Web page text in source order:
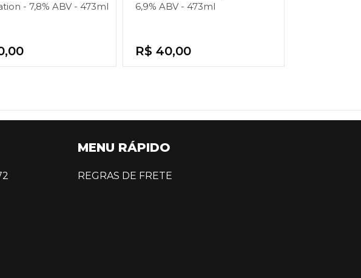
- 7,8% ABV - 473ml
6,9% ABV - 473ml
R$ 40,00
MENU RÁPIDO
REGRAS DE FRETE